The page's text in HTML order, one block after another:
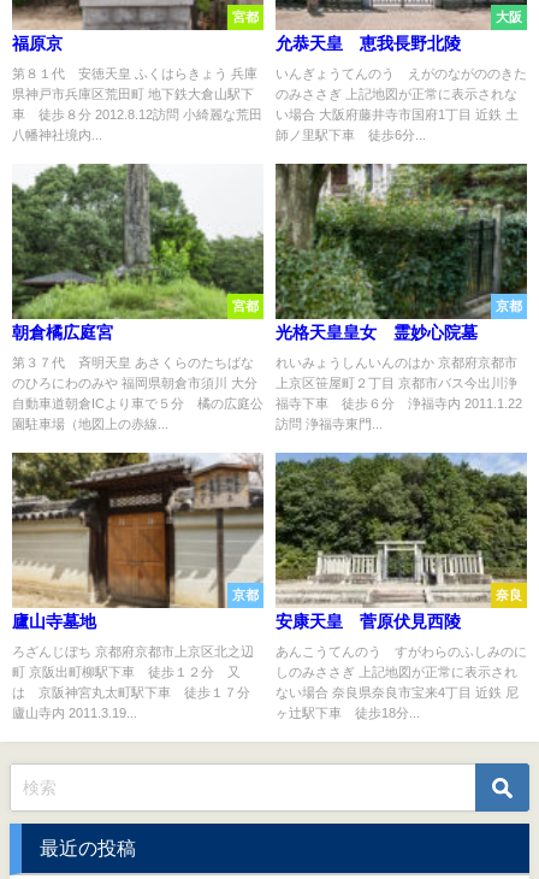
宮都
福原京
第８１代 安徳天皇 ふくはらきょう 兵庫
県神戸市兵庫区荒田町 地下鉄大倉山駅下
車 徒歩８分 2012.8.12訪問 小綺麗な荒田
八幡神社境内...
大阪
允恭天皇 恵我長野北陵
いんぎょうてんのう えがのながののきた
のみささぎ 上記地図が正常に表示されな
い場合 大阪府藤井寺市国府1丁目 近鉄 土
師ノ里駅下車 徒歩6分...
宮都
朝倉橘広庭宮
第３７代 斉明天皇 あさくらのたちばな
のひろにわのみや 福岡県朝倉市須川 大分
自動車道朝倉ICより車で５分 橘の広庭公
園駐車場（地図上の赤線...
京都
光格天皇皇女 霊妙心院墓
れいみょうしんいんのはか 京都府京都市
上京区笹屋町２丁目 京都市バス今出川浄
福寺下車 徒歩６分 浄福寺内 2011.1.22
訪問 浄福寺東門...
京都
廬山寺墓地
ろざんじぼち 京都府京都市上京区北之辺
町 京阪出町柳駅下車 徒歩１２分 又
は 京阪神宮丸太町駅下車 徒歩１７分
廬山寺内 2011.3.19...
奈良
安康天皇 菅原伏見西陵
あんこうてんのう すがわらのふしみのに
しのみささぎ 上記地図が正常に表示され
ない場合 奈良県奈良市宝来4丁目 近鉄 尼
ヶ辻駅下車 徒歩18分...
最近の投稿